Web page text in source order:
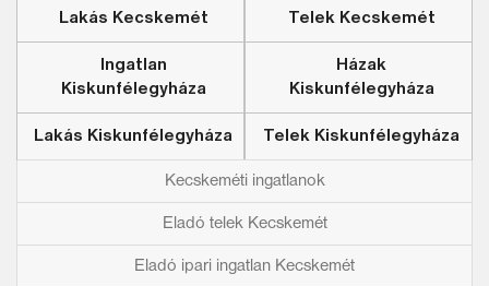
Lakás Kecskemét Telek Kecskemét
Ingatlan
Kiskunfélegyháza
Házak
Kiskunfélegyháza
Lakás Kiskunfélegyháza Telek Kiskunfélegyháza
Kecskeméti ingatlanok
Eladó telek Kecskemét
Eladó ipari ingatlan Kecskemét